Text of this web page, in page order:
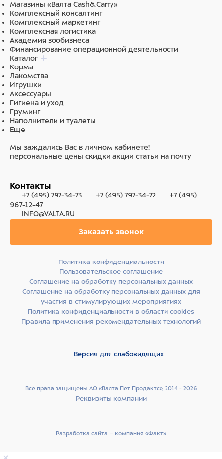
Магазины «Валта Cash&Carry»
Комплексный консалтинг
Комплексный маркетинг
Комплексная логистика
Академия зообизнеса
Финансирование операционной деятельности
Каталог
Корма
Лакомства
Игрушки
Аксессуары
Гигиена и уход
Груминг
Наполнители и туалеты
Еще
Мы заждались Вас в личном кабинете!
персональные цены скидки акции статьи на почту
Контакты
+7 (495) 797-34-73 +7 (495) 797-34-72
+7 (495)
967-12-47
INFO@VALTA.RU
Заказать звонок
Все права защищены АО «Валта Пет Продактс», 2014 - 2026
Реквизиты компании
Политика конфиденциальности
Пользовательское соглашение
Соглашение на обработку персональных данных
Соглашение на обработку персональных данных для
участия в стимулирующих мероприятиях
Политика конфиденциальности в области cookies
Правила применения рекомендательных технологий
Версия для слабовидящих
Разработка сайта –­ компания «Факт»